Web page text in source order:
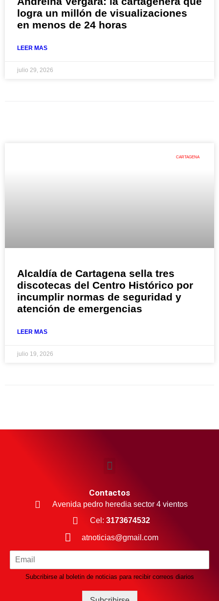
logra un millón de visualizaciones
en menos de 24 horas
LEER MAS
julio 29, 2026
CARTAGENA
Alcaldía de Cartagena sella tres
discotecas del Centro Histórico por
incumplir normas de seguridad y
atención de emergencias
LEER MAS
julio 19, 2026
Contactos
Avenida pedro heredia sector 4 vientos
Cel: 3173674532
atnoticias@gmail.com
Subcribirse al boletin de noticias para recibir correos diarios